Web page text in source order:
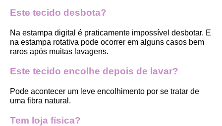
Este tecido desbota?
Na estampa digital é praticamente impossível desbotar. E
na estampa rotativa pode ocorrer em alguns casos bem
raros após muitas lavagens.
Este tecido encolhe depois de lavar?
Pode acontecer um leve encolhimento por se tratar de
uma fibra natural.
Tem loja física?